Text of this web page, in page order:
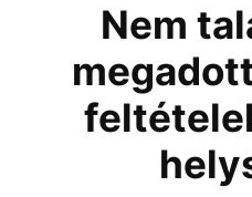
Nem